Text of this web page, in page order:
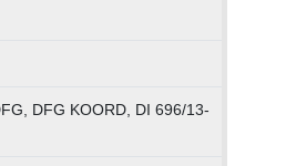
DFG KOORD, DI 696/13-